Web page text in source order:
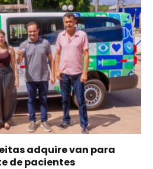
adquire van para
de pacientes